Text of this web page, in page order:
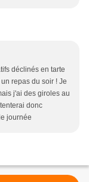
déclinés en tarte
repas du soir ! Je
j'ai des giroles au
donc
journée